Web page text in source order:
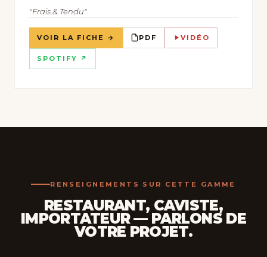
"Frais & Tendu"
VOIR LA FICHE → PDF VIDÉO
SPOTIFY ↗
RENSEIGNEMENTS SUR CETTE GAMME
RESTAURANT, CAVISTE,
IMPORTATEUR — PARLONS DE
VOTRE PROJET.